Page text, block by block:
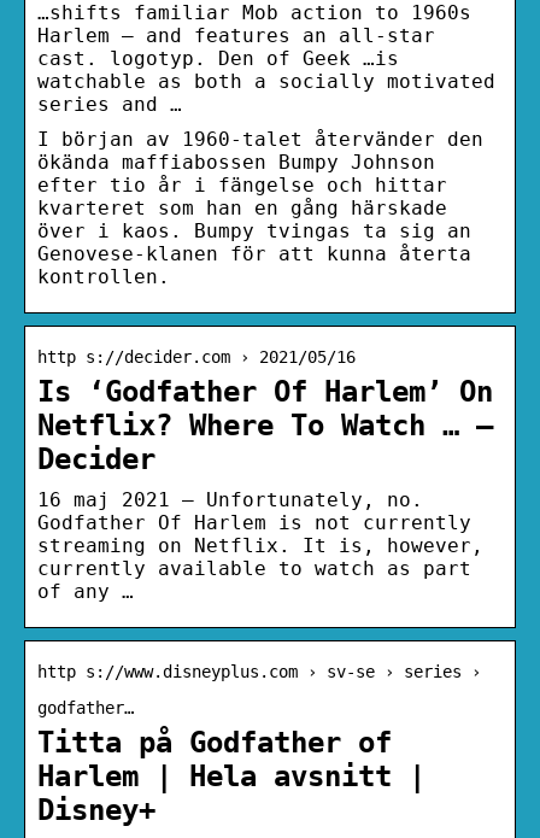
…shifts familiar Mob action to 1960s
Harlem — and features an all-star
cast. logotyp. Den of Geek …is
watchable as both a socially motivated
series and …
I början av 1960-talet återvänder den
ökända maffiabossen Bumpy Johnson
efter tio år i fängelse och hittar
kvarteret som han en gång härskade
över i kaos. Bumpy tvingas ta sig an
Genovese-klanen för att kunna återta
kontrollen.
http s://decider.com › 2021/05/16
Is ‘Godfather Of Harlem’ On
Netflix? Where To Watch … –
Decider
16 maj 2021 — Unfortunately, no.
Godfather Of Harlem is not currently
streaming on Netflix. It is, however,
currently available to watch as part
of any …
http s://www.disneyplus.com › sv-se › series ›
godfather…
Titta på Godfather of
Harlem | Hela avsnitt |
Disney+